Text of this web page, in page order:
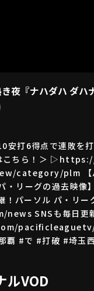
き夜『ナハダハ ダ
安打6得点で連敗を
こちら！＞
category/plm 【
・リーグの過去
継！パーソル パ・
SNSも毎日
で #打破 #埼玉西
ルVOD